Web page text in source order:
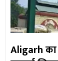
Aligarh का